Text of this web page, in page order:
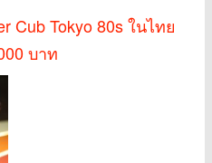
Cub Tokyo 80s ในไทย
บาท